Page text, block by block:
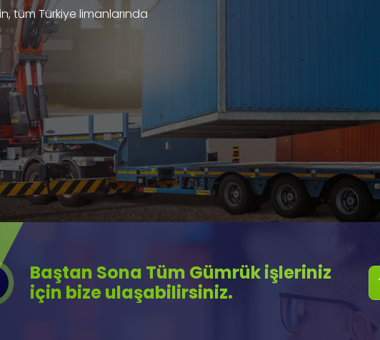
tüm Türkiye limanlarında
Baştan Sona Tüm Gümrük işleriniz
için bize ulaşabilirsiniz.